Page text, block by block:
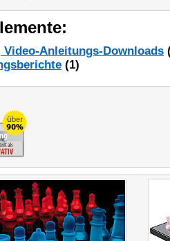
Anleitungs-Downloads
(1)